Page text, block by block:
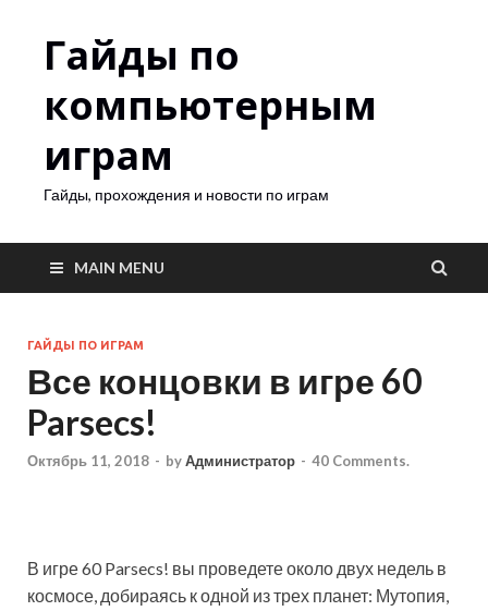
Гайды по
компьютерным
играм
Гайды, прохождения и новости по играм
MAIN MENU
ГАЙДЫ ПО ИГРАМ
Все концовки в игре 60
Parsecs!
Октябрь 11, 2018 - byАдминистратор - 40 Comments.
В игре 60 Parsecs! вы проведете около двух недель в
космосе, добираясь к одной из трех планет: Мутопия,